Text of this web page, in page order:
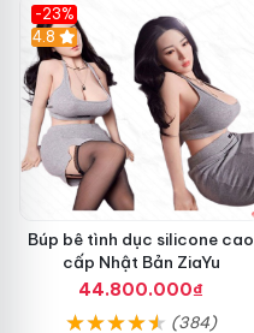
-23%
4.8
Búp bê tình dục silicone cao
cấp Nhật Bản ZiaYu
44.800.000₫
(384)